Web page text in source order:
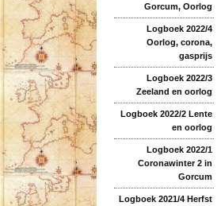
Gorcum, Oorlog
Logboek 2022/4
Oorlog, corona,
gasprijs
Logboek 2022/3
Zeeland en oorlog
Logboek 2022/2 Lente
en oorlog
Logboek 2022/1
Coronawinter 2 in
Gorcum
Logboek 2021/4 Herfst